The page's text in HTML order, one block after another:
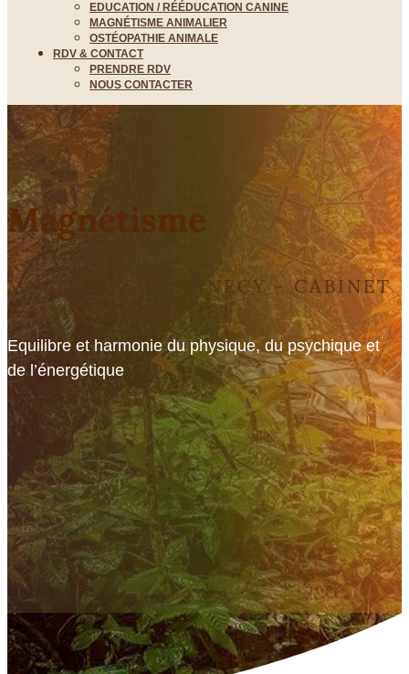
EDUCATION / RÉÉDUCATION CANINE
MAGNÉTISME ANIMALIER
OSTÉOPATHIE ANIMALE
RDV & CONTACT
PRENDRE RDV
NOUS CONTACTER
Magnétisme
MAGNÉTISEUR ANNECY - CABINET
WAKANDA MEYTHET
Equilibre et harmonie du physique, du psychique et
de l’énergétique